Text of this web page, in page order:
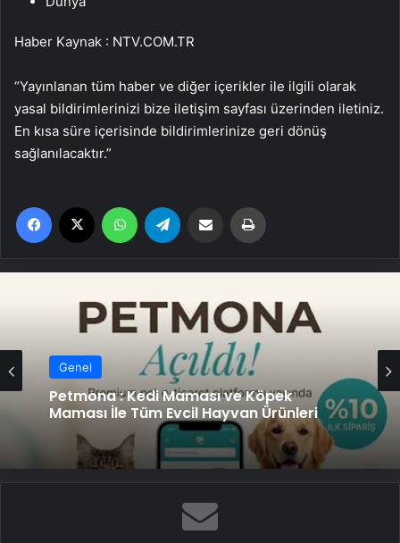
Haber Kaynak : NTV.COM.TR
“Yayınlanan tüm haber ve diğer içerikler ile ilgili olarak
yasal bildirimlerinizi bize iletişim sayfası üzerinden iletiniz.
En kısa süre içerisinde bildirimlerinize geri dönüş
sağlanılacaktır.”
Facebook WhatsApp Email'den paylaş
Genel
Petmona : Kedi Maması ve Köpek
Maması İle Tüm Evcil Hayvan Ürünleri